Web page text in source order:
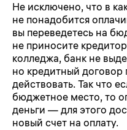
Не исключено, что в
не понадобится
вы переведетесь на
не приносите
колледжа, банк не
но кредитный
действовать. Так что
бюджетное место, то
деньги — для этого
новый счет на оплату.